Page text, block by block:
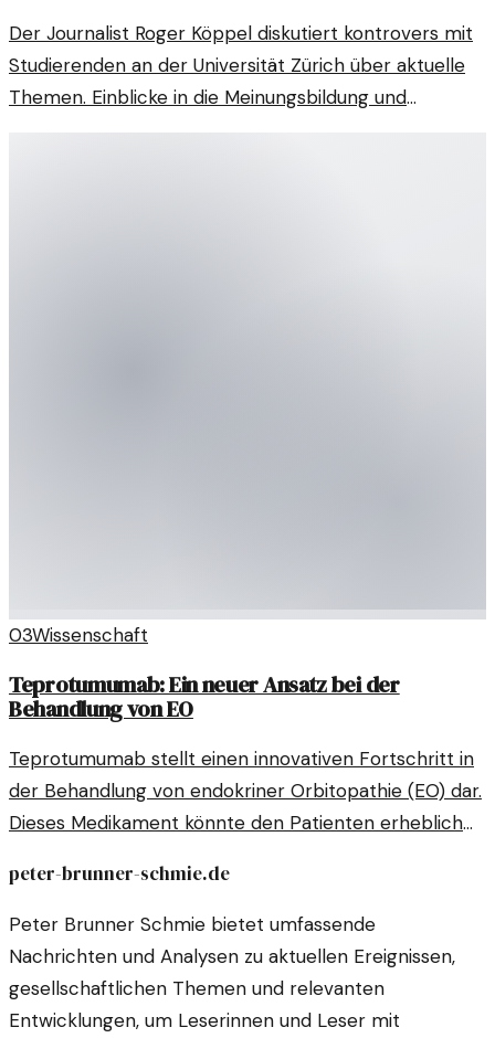
Der Journalist Roger Köppel diskutiert kontrovers mit
Studierenden an der Universität Zürich über aktuelle
Themen. Einblicke in die Meinungsbildung und
Dialogkultur auf dem Campus.
03Wissenschaft
Teprotumumab: Ein neuer Ansatz bei der
Behandlung von EO
Teprotumumab stellt einen innovativen Fortschritt in
der Behandlung von endokriner Orbitopathie (EO) dar.
Dieses Medikament könnte den Patienten erheblich
Lebensqualität zu verbessern.
peter-brunner-schmie.de
Peter Brunner Schmie bietet umfassende
Nachrichten und Analysen zu aktuellen Ereignissen,
gesellschaftlichen Themen und relevanten
Entwicklungen, um Leserinnen und Leser mit